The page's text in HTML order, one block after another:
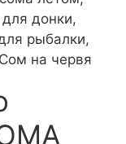
донки,
рыбалки,
на червя